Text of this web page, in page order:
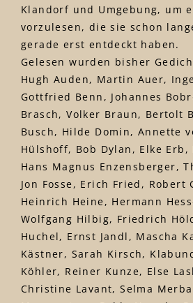
Klandorf und Umgebung, um
vorzulesen, die sie schon
gerade erst entdeckt haben.
Gelesen wurden bisher
Hugh Auden, Martin Auer,
Gottfried Benn, Johannes
Brasch, Volker Braun, Bertolt
Busch, Hilde Domin, Annette
Hülshoff, Bob Dylan, Elke
Hans Magnus Enzensberger,
Jon Fosse, Erich Fried, Robert
Heinrich Heine, Hermann
Wolfgang Hilbig, Friedrich
Huchel, Ernst Jandl, Mascha
Kästner, Sarah Kirsch,
Köhler, Reiner Kunze, Else
Christine Lavant, Selma